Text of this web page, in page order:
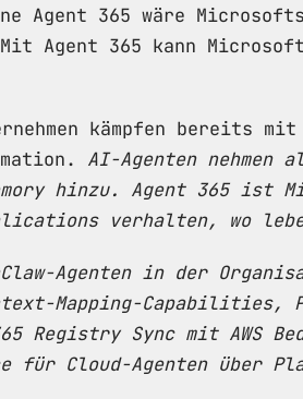
Agent 365 wäre
Agent 365 kann
kämpfen bereits
AI-Agenten nehmen
hinzu. Agent 365 ist
verhalten, wo
Agenten in der
Mapping-
Registry Sync mit AWS
für Cloud-Agenten über